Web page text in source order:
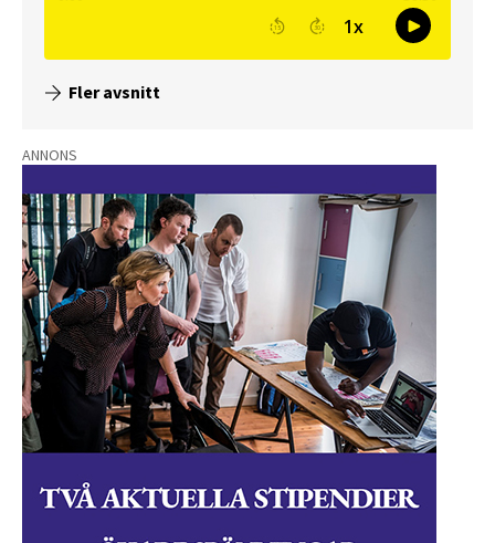
Fler avsnitt
ANNONS